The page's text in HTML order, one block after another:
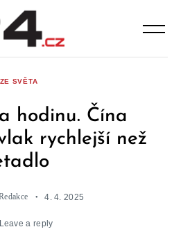
ZE SVĚTA
hodinu. Čína
rychlejší než
4. 4. 2025
Leave a reply